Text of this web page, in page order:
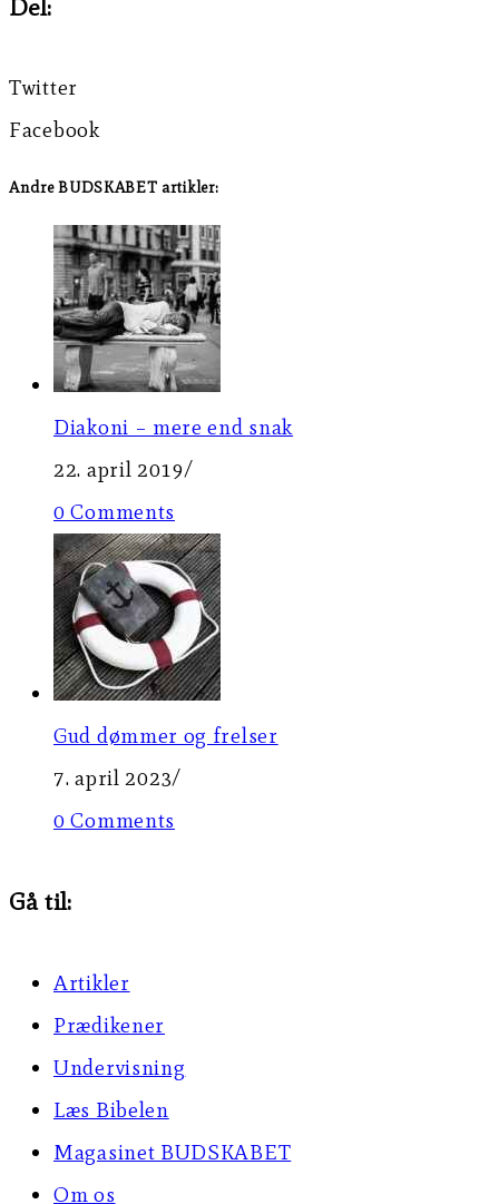
Del:
Twitter
Facebook
Andre BUDSKABET artikler:
Diakoni – mere end snak
22. april 2019/
0 Comments
Gud dømmer og frelser
7. april 2023/
0 Comments
Gå til:
Artikler
Prædikener
Undervisning
Læs Bibelen
Magasinet BUDSKABET
Om os